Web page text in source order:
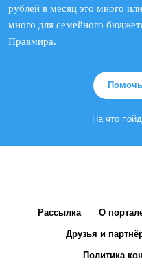
рублей в месяц это много
много для семейного
Правмира.
На что
Рассылка О
Друзья и
Политика